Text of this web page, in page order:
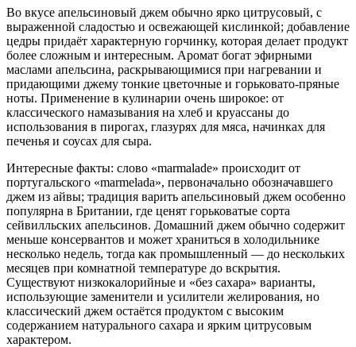
Во вкусе апельсиновый джем обычно ярко цитрусовый, с
выраженной сладостью и освежающей кислинкой; добавление
цедры придаёт характерную горчинку, которая делает продукт
более сложным и интересным. Аромат богат эфирными
маслами апельсина, раскрывающимися при нагревании и
придающими джему тонкие цветочные и горьковато-пряные
ноты. Применение в кулинарии очень широкое: от
классического намазывания на хлеб и круассаны до
использования в пирогах, глазурях для мяса, начинках для
печенья и соусах для сыра.
Интересные факты: слово «marmalade» происходит от
португальского «marmelada», первоначально обозначавшего
джем из айвы; традиция варить апельсиновый джем особенно
популярна в Британии, где ценят горьковатые сорта
сейвилльских апельсинов. Домашний джем обычно содержит
меньше консервантов и может храниться в холодильнике
несколько недель, тогда как промышленный — до нескольких
месяцев при комнатной температуре до вскрытия.
Существуют низкокалорийные и «без сахара» варианты,
использующие заменители и усилители желирования, но
классический джем остаётся продуктом с высоким
содержанием натурального сахара и ярким цитрусовым
характером.